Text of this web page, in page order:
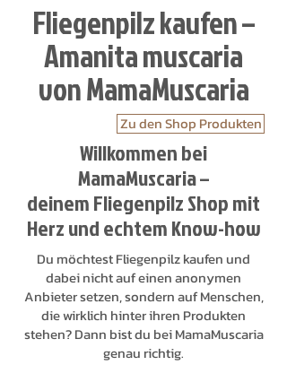
Fliegenpilz kaufen –
Amanita muscaria
von MamaMuscaria
Zu den Shop Produkten
Willkommen bei
MamaMuscaria –
deinem Fliegenpilz Shop mit
Herz und echtem Know-how
Du möchtest Fliegenpilz kaufen und
dabei nicht auf einen anonymen
Anbieter setzen, sondern auf Menschen,
die wirklich hinter ihren Produkten
stehen? Dann bist du bei MamaMuscaria
genau richtig.